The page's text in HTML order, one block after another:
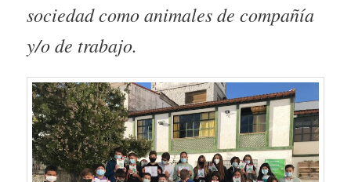
sociedad como animales de compañía
y/o de trabajo.